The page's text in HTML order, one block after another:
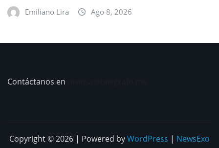
Emiliano Lira Ago 8, 2026
Contáctanos en
Copyright © 2026 | Powered byWordPress | NewsExo